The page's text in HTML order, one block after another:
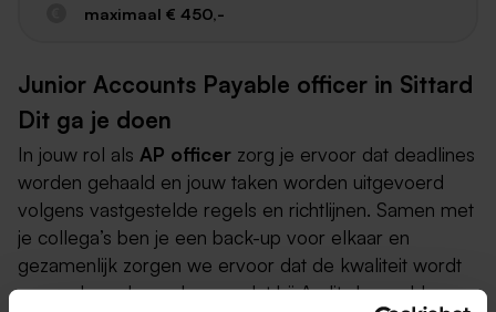
maximaal € 450,-
Junior Accounts Payable officer in Sittard
Dit ga je doen
In jouw rol als AP officer zorg je ervoor dat deadlines
worden gehaald en jouw taken worden uitgevoerd
volgens vastgestelde regels en richtlijnen. Samen met
je collega’s ben je een back-up voor elkaar en
gezamenlijk zorgen we ervoor dat de kwaliteit wordt
gewaarborgd, voorkomen dat bij Audits bepaalde